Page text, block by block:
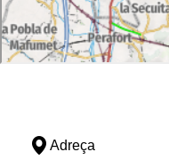
Adreça